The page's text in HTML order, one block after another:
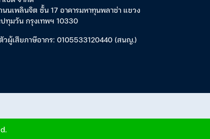
นเพลินจิต ชั้น 17 อาคารมหาทุนพลาซ่า แขวง
ทุมวัน กรุงเทพฯ 10330
วผู้เสียภาษีอากร: 0105533120440 (สนญ.)